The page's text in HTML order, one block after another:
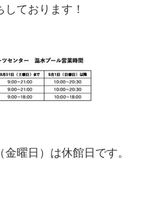
ております！
曜日）は休館日です。